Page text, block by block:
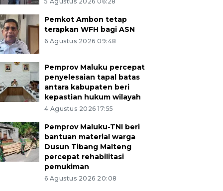
Pemkot Ambon tetap
terapkan WFH bagi ASN
6 Agustus 2026 09:48
Pemprov Maluku percepat
penyelesaian tapal batas
antara kabupaten beri
kepastian hukum wilayah
4 Agustus 2026 17:55
Pemprov Maluku-TNI beri
bantuan material warga
Dusun Tibang Malteng
percepat rehabilitasi
pemukiman
6 Agustus 2026 20:08